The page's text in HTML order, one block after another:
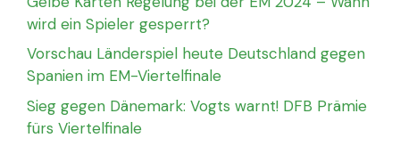
wird ein Spieler gesperrt?
Vorschau Länderspiel heute Deutschland gegen
Spanien im EM-Viertelfinale
Sieg gegen Dänemark: Vogts warnt! DFB Prämie
fürs Viertelfinale